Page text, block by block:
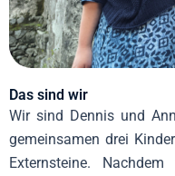
Das sind wir
Wir sind Dennis und
gemeinsamen drei
Externsteine.